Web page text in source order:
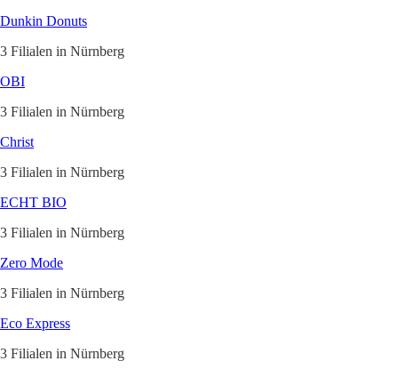
Dunkin Donuts
3 Filialen in Nürnberg
OBI
3 Filialen in Nürnberg
Christ
3 Filialen in Nürnberg
ECHT BIO
3 Filialen in Nürnberg
Zero Mode
3 Filialen in Nürnberg
Eco Express
3 Filialen in Nürnberg